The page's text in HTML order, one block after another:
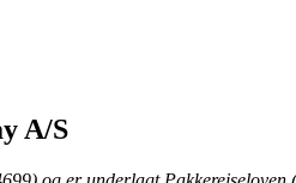
A/S